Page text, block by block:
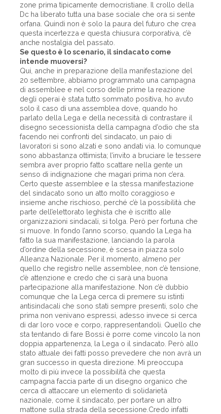
zone prima tipicamente democristiane. Il crollo della
Dc ha liberato tutta una base sociale che ora si sente
orfana. Quindi non è solo la paura del futuro che crea
questa incertezza e questa chiusura corporativa, c’è
anche nostalgia del passato.
Se questo è lo scenario, il sindacato come
intende muoversi?
Qui, anche in preparazione della manifestazione del
20 settembre, abbiamo programmato una campagna
di assemblee e nel corso delle prime la reazione
degli operai è stata tutto sommato positiva, ho avuto
solo il caso di una assemblea dove, quando ho
parlato della Lega e della necessità di contrastare il
disegno secessionista della campagna d’odio che sta
facendo nei confronti del sindacato, un paio di
lavoratori si sono alzati e sono andati via. Io comunque
sono abbastanza ottimista; l’invito a bruciare le tessere
sembra aver proprio fatto scattare nella gente un
senso di indignazione che magari prima non c’era.
Certo queste assemblee e la stessa manifestazione
del sindacato sono un atto molto coraggioso e
insieme anche rischioso, perché c’è la possibilità che
parte dell’elettorato leghista che è iscritto alle
organizzazioni sindacali, si tolga. Però per fortuna che
si muove. In fondo l’anno scorso, quando la Lega ha
fatto la sua manifestazione, lanciando la parola
d’ordine della secessione, è scesa in piazza solo
Alleanza Nazionale. Per il momento, almeno per
quello che registro nelle assemblee, non c’è tensione,
c’è attenzione e credo che ci sarà una buona
partecipazione alla manifestazione. Non c’è dubbio
comunque che la Lega cerca di premere su istinti
antisindacali che sono stati sempre presenti, solo che
prima non venivano espressi, adesso invece si cerca
di dar loro voce e corpo, rappresentandoli. Quello che
sta tentando di fare Bossi è porre come vincolo la non
doppia appartenenza, la Lega o il sindacato. Però allo
stato attuale dei fatti posso prevedere che non avrà un
gran successo in questa direzione. Mi preoccupa
molto di più invece la possibilità che questa
campagna faccia parte di un disegno organico che
cerca di attaccare un elemento di solidarietà
nazionale, come il sindacato, per portare un altro
mattone sulla strada della secessione.Credo infatti